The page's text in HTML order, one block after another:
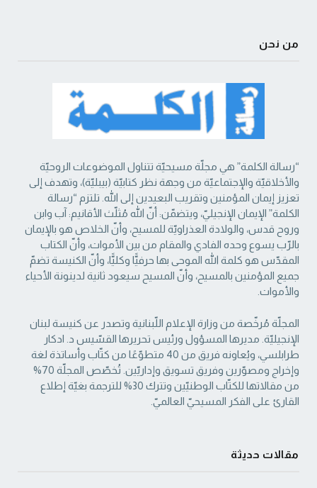
من نحن
“رسالة الكلمة” هي مجلّة مسيحيّة تتناول الموضوعات الروحيّة
والأخلاقيّة والإجتماعيّة من ‏وجهة نظر كتابيّة (بيبليّة)، وتهدف إلى
تعزيز إيمان المؤمنين وتقريب البعيدين إلى الله. تلتزم “رسالة
‏الكلمة” الإيمان الإنجيليّ، ويتضمّن: أنّ الله مُثلّث الأقانيم: آب وابن
وروح قدس، والولادة العذراويّة ‏للمسيح، وأنّ الخلاص هو بالإيمان
بالرّب يسوع وحده الفادي والمقام من بين الأموات، وأنّ الكتاب
‏المقدّس هو كلمة الله الموحى بها حرفيًّا وكليًّا، وأنّ الكنيسة تضمّ
جميع المؤمنين بالمسيح، وأنّ المسيح ‏سيعود ثانية لدينونة الأحياء
والأموات. ‏
المجلّة مُرخّصة من وزارة الإعلام اللّبنانية وتصدر عن كنيسة لبنان
الإنجيليّة. مديرها المسؤول ‏ورئيس تحريرها القسّيس د. ادكار
طرابلسي، ويُعاونه فريق من 40 متطوّعًا من كتّاب وأساتذة لغة
‏وإخراج ومصوّرين وفريق تسويق وإداريّين. تُخصّص المجلّة 70%
من مقالاتها للكتّاب الوطنيّين ‏وتترك 30% للترجمة بغيّة إطلاع
القارئ على الفكر المسيحيّ العالميّ.‏
مقالات حديثة